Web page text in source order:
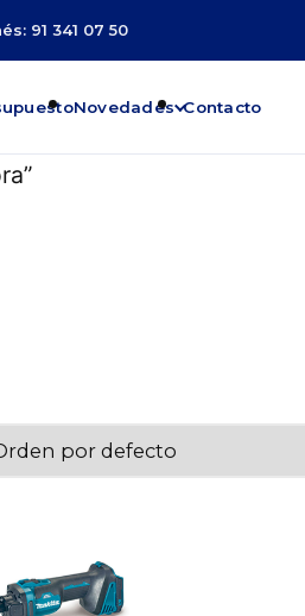
91 341 07 50
Novedades Contacto